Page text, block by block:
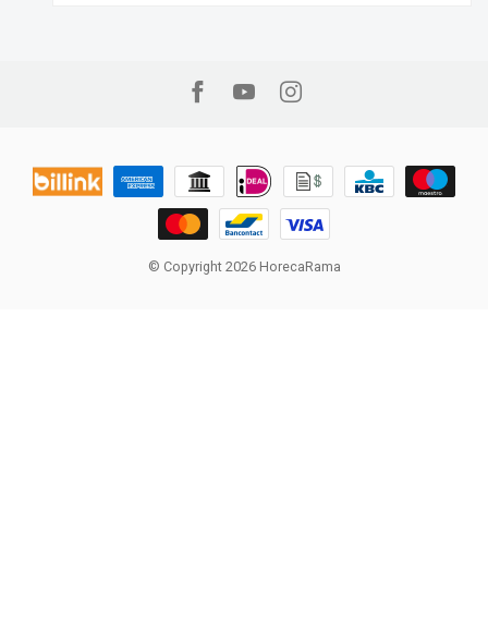
© Copyright 2026 HorecaRama